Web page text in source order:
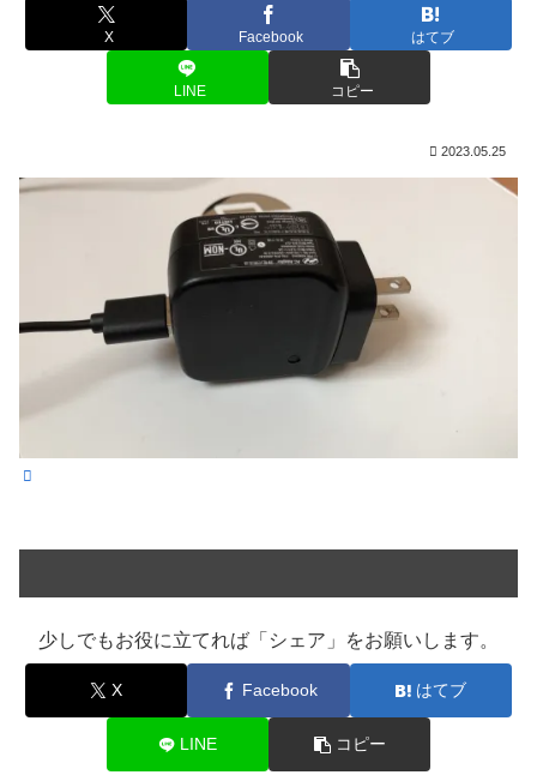
X Facebook はてブ
LINE コピー
2023.05.25
少しでもお役に立てれば「シェア」をお願いします。
X Facebook はてブ
LINE コピー